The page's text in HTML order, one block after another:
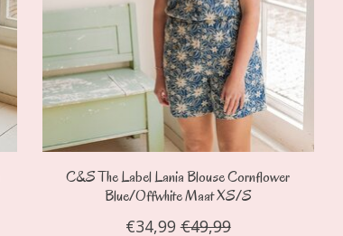
C&S The Label Lania Blouse Cornflower
Blue/Offwhite Maat XS/S
€34,99 €49,99